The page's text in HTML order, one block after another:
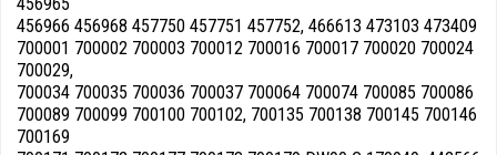
456966 456968 457750 457751 457752, 466613 473103 473409
700001 700002 700003 700012 700016 700017 700020 700024
700029,
700034 700035 700036 700037 700064 700074 700085 700086
700089 700099 700100 700102, 700135 700138 700145 700146
700169